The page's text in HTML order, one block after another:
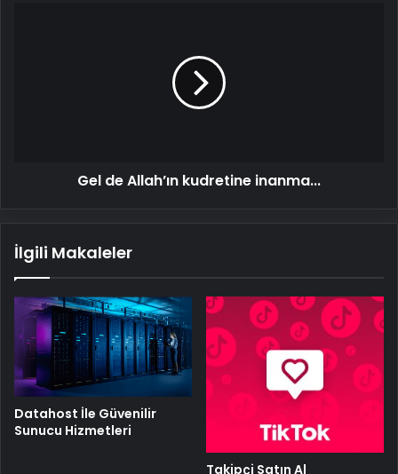
Gel de Allah’ın kudretine inanma...
İlgili Makaleler
Datahost İle Güvenilir
Sunucu Hizmetleri
Takipçi Satın Al